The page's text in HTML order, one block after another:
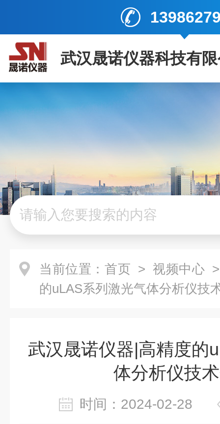
武汉晟诺仪器科技有
当前位置： 首页 > 视频中心
的uLAS系列激光气体分析仪技
武汉晟诺仪器|高精度的
体分析仪技
时间：2024-02-28